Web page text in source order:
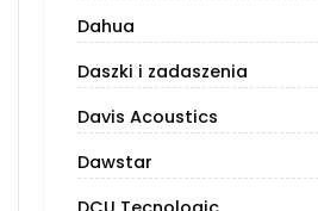
Dahua
Daszki i zadaszenia
Davis Acoustics
Dawstar